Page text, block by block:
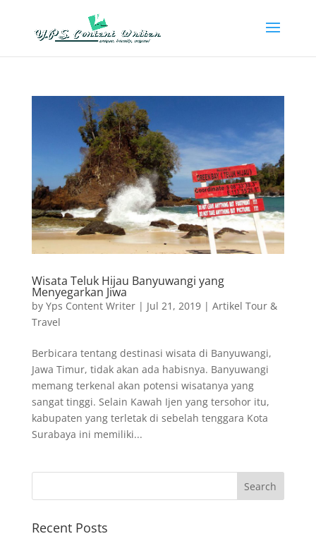
Wisata Teluk Hijau Banyuwangi yang
Menyegarkan Jiwa
by Yps Content Writer| Jul 21, 2019| Artikel Tour &
Travel
Berbicara tentang destinasi wisata di Banyuwangi,
Jawa Timur, tidak akan ada habisnya. Banyuwangi
memang terkenal akan potensi wisatanya yang
sangat tinggi. Selain Kawah Ijen yang tersohor itu,
kabupaten yang terletak di sebelah tenggara Kota
Surabaya ini memiliki...
Recent Posts